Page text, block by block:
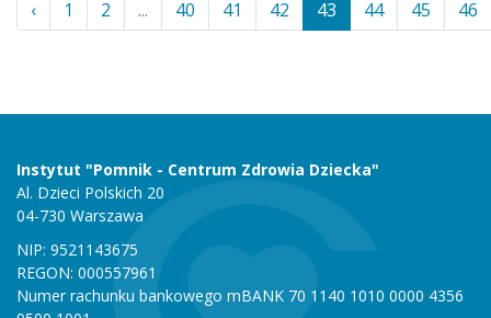
‹ 1 2 ... 40 41 42 43 44 45 46
Instytut "Pomnik - Centrum Zdrowia Dziecka"
Al. Dzieci Polskich 20
04-730 Warszawa
NIP: 9521143675
REGON: 000557961
Numer rachunku bankowego mBANK 70 1140 1010 0000 4356